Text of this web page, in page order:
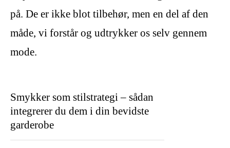
på. De er ikke blot tilbehør, men en del af den
måde, vi forstår og udtrykker os selv gennem
mode.
Smykker som stilstrategi – sådan
integrerer du dem i din bevidste
garderobe